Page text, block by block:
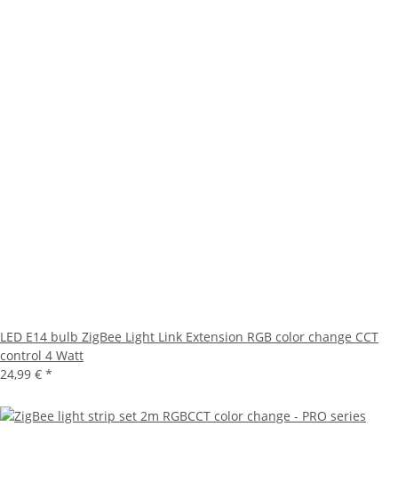
LED E14 bulb ZigBee Light Link Extension RGB color change CCT
control 4 Watt
24,99 € *